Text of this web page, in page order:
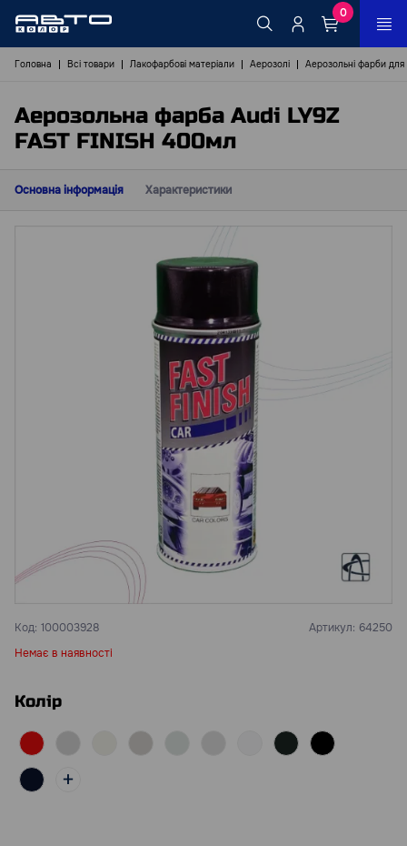
0
Головна Всі товари Лакофарбові матеріали Аерозолі Аерозольні фарби для
Аерозольна фарба Audi LY9Z
FAST FINISH 400мл
Основна інформація Характеристики
Код: 100003928 Артикул: 64250
Немає в наявності
Колір